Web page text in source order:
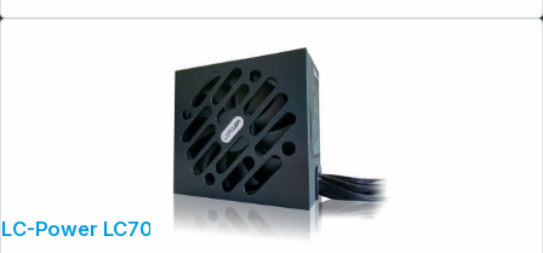
LC-Power LC700SI V2.31